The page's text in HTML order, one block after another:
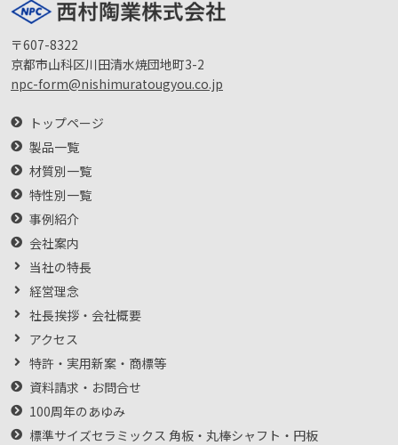
〒607-8322
京都市山科区川田清水焼団地町3-2
npc-form@nishimuratougyou.co.jp
トップページ
製品一覧
材質別一覧
特性別一覧
事例紹介
会社案内
当社の特長
経営理念
社長挨拶・会社概要
アクセス
特許・実用新案・商標等
資料請求・お問合せ
100周年のあゆみ
標準サイズセラミックス 角板・丸棒シャフト・円板